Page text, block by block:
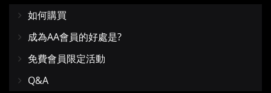
如何購買
成為AA會員的好處是?
免費會員限定活動
Q&A